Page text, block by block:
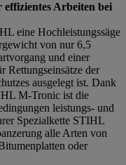
Arbeiten bei
eine Hochleistungssäge
von nur 6,5
und einer
Rettungseinsätze der
ausgelegt ist. Dank
M-Tronic ist die
leistungs- und
Spezialkette STIHL
alle Arten von
oder